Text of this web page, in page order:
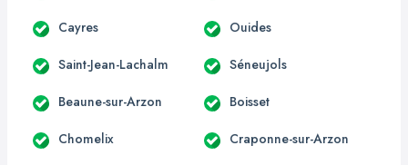
Cayres Ouides
Saint-Jean-Lachalm Séneujols
Beaune-sur-Arzon Boisset
Chomelix Craponne-sur-Arzon